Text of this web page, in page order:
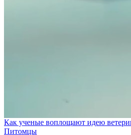
Как ученые воплощают идею
Питомцы